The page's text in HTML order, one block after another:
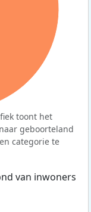
toont het
geboorteland
categorie te
van inwoners